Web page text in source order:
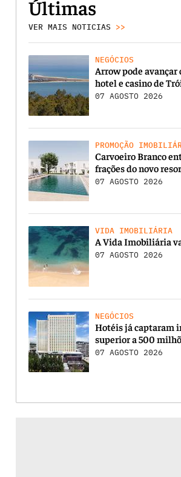
Últimas
VER MAIS NOTICIAS >>
NEGÓCIOS
Arrow pode avançar
hotel e casino de
07 AGOSTO 2026
PROMOÇÃO
Carvoeiro Branco
frações do novo
07 AGOSTO 2026
VIDA IMOBILIÁRIA
A Vida Imobiliária
07 AGOSTO 2026
NEGÓCIOS
Hotéis já captaram
superior a 500
07 AGOSTO 2026